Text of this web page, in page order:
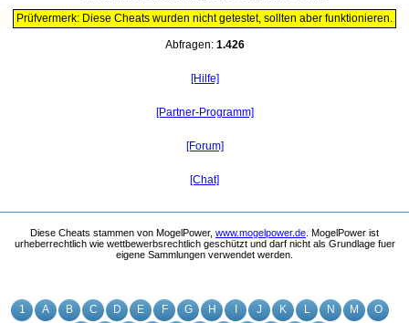
1 A B C D E F G H J K L N M
O
Prüfvermerk: Diese Cheats wurden nicht getestet, sollten aber funktionieren.
Abfragen: 1.426
[Hilfe]
[Partner-Programm]
[Forum]
[Chat]
Diese Cheats stammen von MogelPower, www.mogelpower.de . MogelPower ist
urheberrechtlich wie wettbewerbsrechtlich geschützt und darf nicht als Grundlage fuer
eigene Sammlungen verwendet werden.